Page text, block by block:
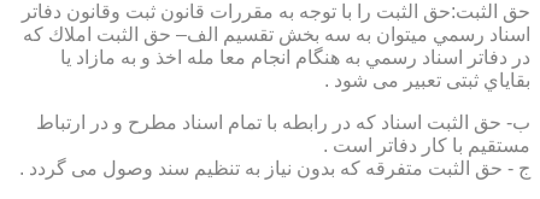
حق الثبت:حق الثبت را با توجه به مقررات قانون ثبت وقانون دفاتر
اسناد رسمي ميتوان به سه بخش تقسيم الف– حق الثبت املاك كه
در دفاتر اسناد رسمي به هنگام انجام معا مله اخذ و به مازاد يا
بقاياي ثبتی تعبیر می شود .
ب- حق الثبت اسناد كه در رابطه با تمام اسناد مطرح و در ارتباط
مستقيم با كار دفاتر است .
ج - حق الثبت متفرقه كه بدون نياز به تنظیم سند وصول می گردد .